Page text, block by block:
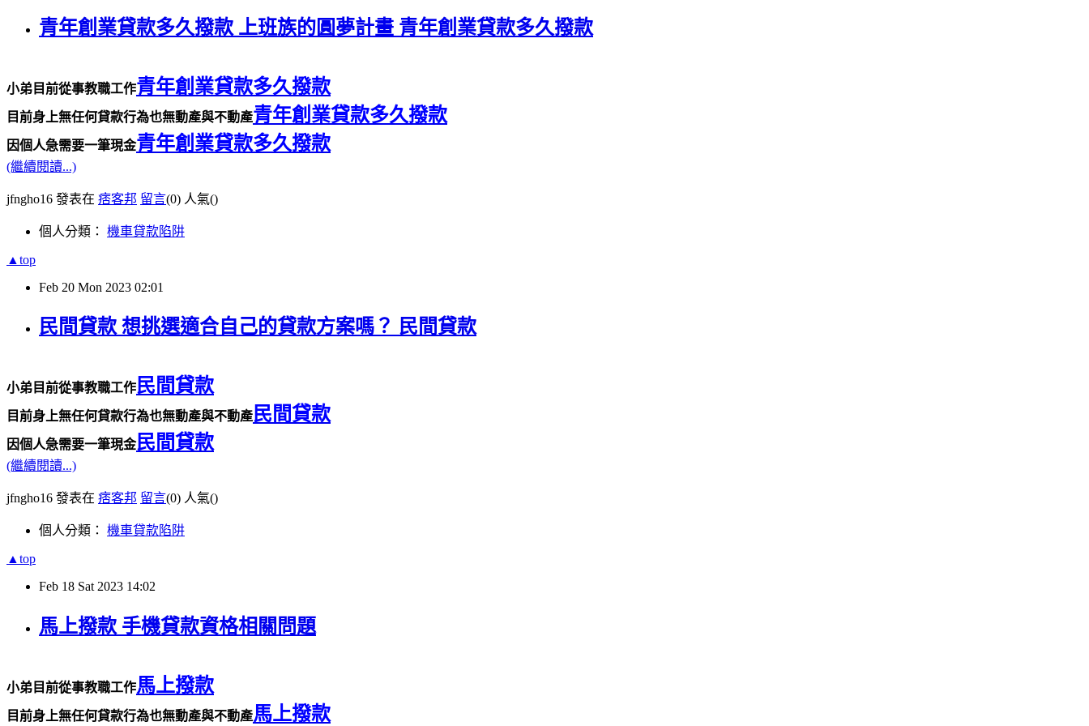
青年創業貸款多久撥款 上班族的圓夢計畫 青年創業貸款多久撥款
小弟目前從事教職工作青年創業貸款多久撥款
目前身上無任何貸款行為也無動產與不動產青年創業貸款多久撥款
因個人急需要一筆現金青年創業貸款多久撥款
(繼續閱讀...)
jfngho16 發表在 痞客邦 留言(0) 人氣()
個人分類： 機車貸款陷阱
▲top
Feb 20 Mon 2023 02:01
民間貸款 想挑選適合自己的貸款方案嗎？ 民間貸款
小弟目前從事教職工作民間貸款
目前身上無任何貸款行為也無動產與不動產民間貸款
因個人急需要一筆現金民間貸款
(繼續閱讀...)
jfngho16 發表在 痞客邦 留言(0) 人氣()
個人分類： 機車貸款陷阱
▲top
Feb 18 Sat 2023 14:02
馬上撥款 手機貸款資格相關問題
小弟目前從事教職工作馬上撥款
目前身上無任何貸款行為也無動產與不動產馬上撥款